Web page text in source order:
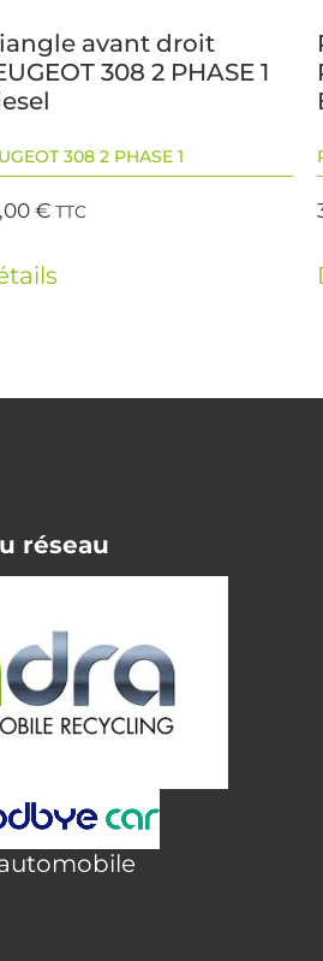
avant droit
308 2 PHASE 1
308 2 PHASE 1
€ TTC
réseau